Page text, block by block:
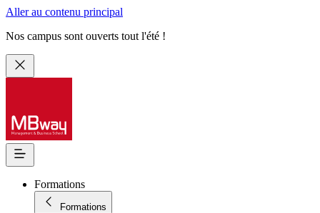
Aller au contenu principal
Nos campus sont ouverts tout l'été !
Formations
Formations